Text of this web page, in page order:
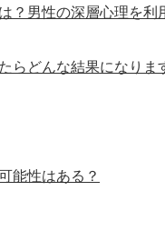
？男性の深層心理を利
らどんな結果になりま
能性はある？